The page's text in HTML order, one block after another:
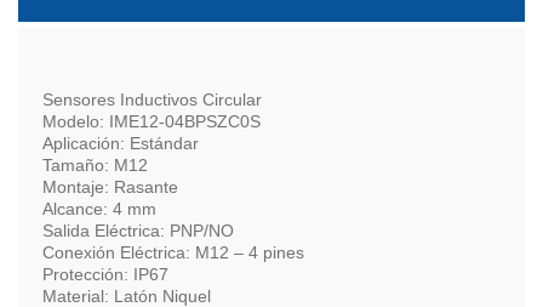
Sensores Inductivos Circular
Modelo: IME12-04BPSZC0S
Aplicación: Estándar
Tamaño: M12
Montaje: Rasante
Alcance: 4 mm
Salida Eléctrica: PNP/NO
Conexión Eléctrica: M12 – 4 pines
Protección: IP67
Material: Latón Niquel